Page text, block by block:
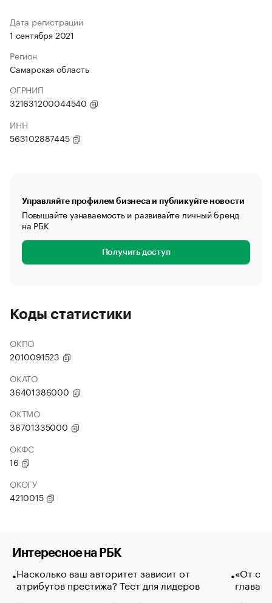
Дата регистрации
1 сентября 2021
Регион
Самарская область
ОГРНИП
321631200044540
ИНН
563102887445
Управляйте профилем бизнеса и публикуйте новости
Повышайте узнаваемость и развивайте личный бренд
на РБК
Получить доступ
Коды статистики
ОКПО
2010091523
ОКАТО
36401386000
ОКТМО
36701335000
ОКФС
16
ОКОГУ
4210015
Интересное на РБК
Насколько ваш авторитет зависит от
атрибутов престижа? Тест для лидеров
«От
глава